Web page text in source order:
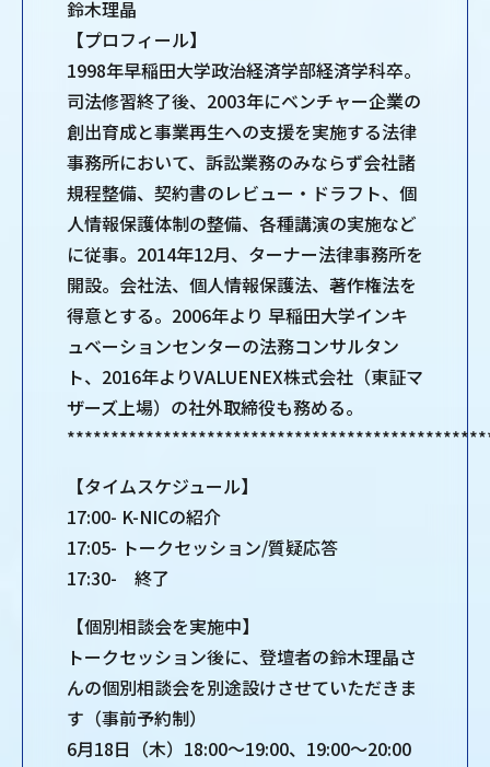
鈴木理晶
【プロフィール】
1998年早稲田大学政治経済学部経済学科卒。
司法修習終了後、2003年にベンチャー企業の
創出育成と事業再生への支援を実施する法律
事務所において、訴訟業務のみならず会社諸
規程整備、契約書のレビュー・ドラフト、個
人情報保護体制の整備、各種講演の実施など
に従事。2014年12月、ターナー法律事務所を
開設。会社法、個人情報保護法、著作権法を
得意とする。2006年より 早稲田大学インキ
ュベーションセンターの法務コンサルタン
ト、2016年よりVALUENEX株式会社（東証マ
ザーズ上場）の社外取締役も務める。
【タイムスケジュール】
17:00- K-NICの紹介
17:05- トークセッション/質疑応答
17:30- 終了
【個別相談会を実施中】
トークセッション後に、登壇者の鈴木理晶さ
んの個別相談会を別途設けさせていただきま
す（事前予約制）
6月18日（木）18:00～19:00、19:00～20:00